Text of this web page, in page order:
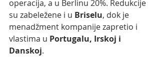
operacija, a u Berlinu 20%. Redukcije
su zabeležene i u Briselu, dok je
menadžment kompanije zapretio i
vlastima u Portugalu, Irskoj i
Danskoj.